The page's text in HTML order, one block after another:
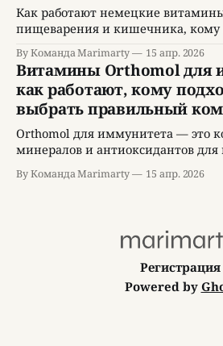
Как работают немецкие
пищеварения и кишечника, кому
применять и как выбрать
By Команда Marimarty 15 апр. 2026
Витамины Orthomol для
как работают, кому
выбрать правильный
Orthomol для иммунитета — это
минералов и антиоксидантов
иммунной системы в периоды
нагрузок и восстановления.
By Команда Marimarty 15 апр. 2026
Регистрация
Powered by